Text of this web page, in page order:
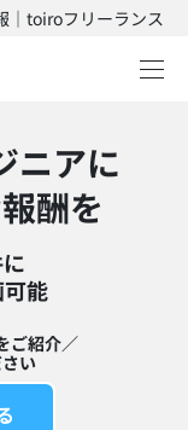
｜toiroフリーランス
ニアに
酬を
能​
ご紹介／
い